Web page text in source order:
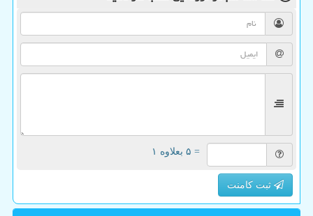
= ۵ بعلاوه ۱
ثبت کامنت